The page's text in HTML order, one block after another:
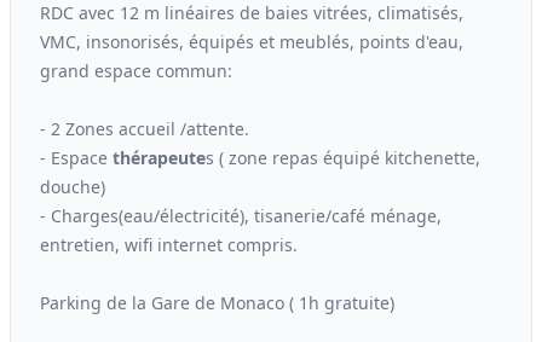
RDC avec 12 m linéaires de baies vitrées, climatisés,
VMC, insonorisés, équipés et meublés, points d'eau,
grand espace commun:
- 2 Zones accueil /attente.
- Espace thérapeutes ( zone repas équipé kitchenette,
douche)
- Charges(eau/électricité), tisanerie/café ménage,
entretien, wifi internet compris.
Parking de la Gare de Monaco ( 1h gratuite)